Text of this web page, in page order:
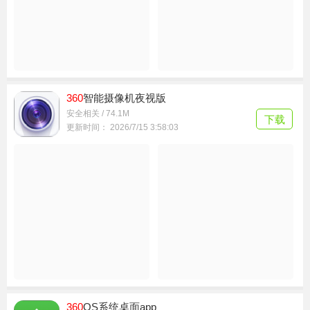
360Security安卓版
系统工具 / 24M
更新时间： 2026/7/15 12:04:11
下载